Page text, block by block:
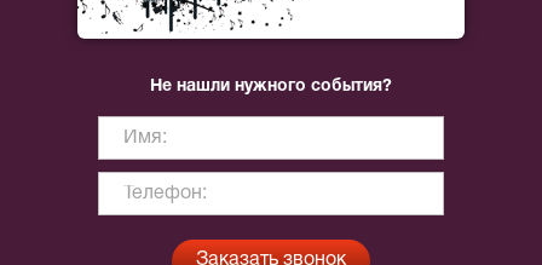
Не нашли нужного события?